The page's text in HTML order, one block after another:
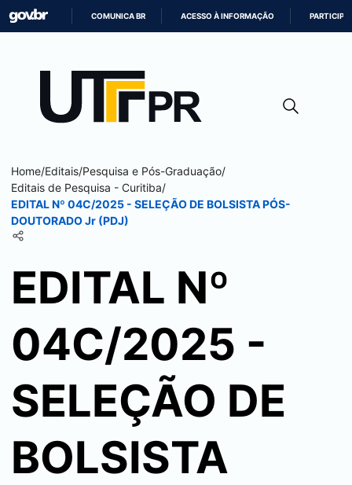
CONTEÚDO
COMUNICA BR ACESSO À INFORMAÇÃO PARTICIPE
Home/Editais/Pesquisa e Pós-Graduação/
Editais de Pesquisa - Curitiba/
EDITAL Nº 04C/2025 - SELEÇÃO DE BOLSISTA PÓS-
DOUTORADO Jr (PDJ)
EDITAL Nº
04C/2025 -
SELEÇÃO DE
BOLSISTA